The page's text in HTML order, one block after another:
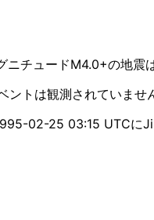
チュードM4.0+の地震
トは観測されていませ
02-25 03:15 UTCに